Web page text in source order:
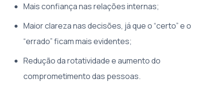
Mais confiança nas relações internas;
Maior clareza nas decisões, já que o “certo” e o
“errado” ficam mais evidentes;
Redução da rotatividade e aumento do
comprometimento das pessoas.